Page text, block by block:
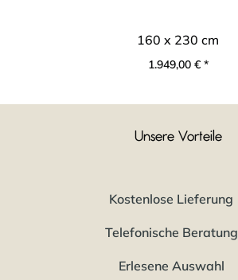
160 x 230 cm
1.949,00 € *
Unsere Vorteile
Kostenlose Lieferung
Telefonische Beratung
Erlesene Auswahl